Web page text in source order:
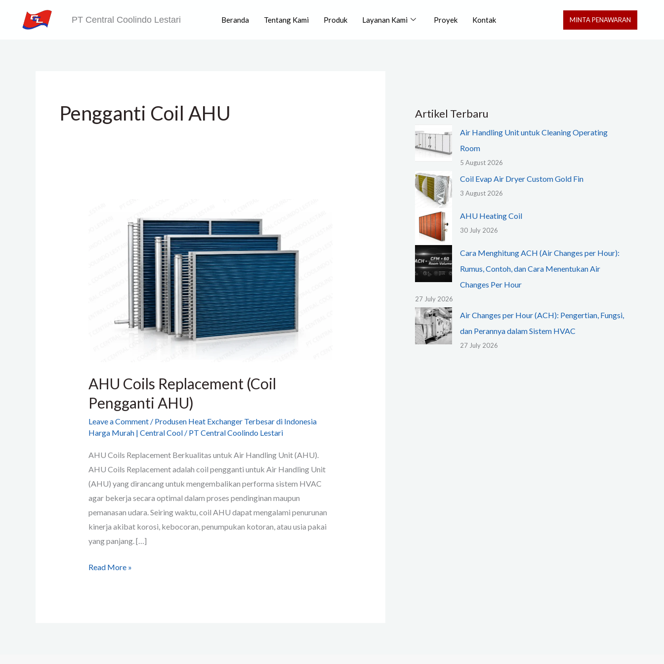
PT Central Coolindo Lestari Beranda Tentang Kami Produk Layanan Kami Proyek Kontak MINTA PENAWARAN
Pengganti Coil AHU
AHU Coils Replacement (Coil
Pengganti AHU)
Leave a Comment / Produsen Heat Exchanger Terbesar di Indonesia
Harga Murah | Central Cool/ PT Central Coolindo Lestari
AHU Coils Replacement Berkualitas untuk Air Handling Unit (AHU).
AHU Coils Replacement adalah coil pengganti untuk Air Handling Unit
(AHU) yang dirancang untuk mengembalikan performa sistem HVAC
agar bekerja secara optimal dalam proses pendinginan maupun
pemanasan udara. Seiring waktu, coil AHU dapat mengalami penurunan
kinerja akibat korosi, kebocoran, penumpukan kotoran, atau usia pakai
yang panjang. […]
Read More »
Artikel Terbaru
Air Handling Unit untuk Cleaning Operating
Room
5 August 2026
Coil Evap Air Dryer Custom Gold Fin
3 August 2026
AHU Heating Coil
30 July 2026
Cara Menghitung ACH (Air Changes per Hour):
Rumus, Contoh, dan Cara Menentukan Air
Changes Per Hour
27 July 2026
Air Changes per Hour (ACH): Pengertian, Fungsi,
dan Perannya dalam Sistem HVAC
27 July 2026